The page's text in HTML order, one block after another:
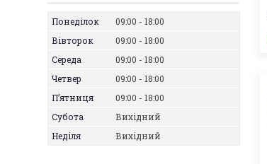
Понеділок 09:00
18:00
Вівторок
09:00
18:00
Середа
09:00
18:00
Четвер
09:00
18:00
Пʼятниця
09:00
18:00
Субота
Вихідний
Неділя
Вихідний